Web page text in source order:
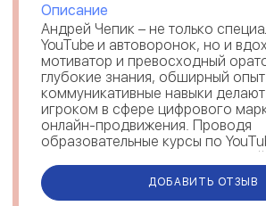
Описание
Андрей Чепик – не только
YouTube и автоворонок, но и
мотиватор и превосходный
глубокие знания, обширный
коммуникативные навыки
игроком в сфере цифрового
онлайн-продвижения. Проводя
образовательные курсы по
группы по автоворонкам, Андрей
делится...
ДОБАВИТЬ ОТЗЫВ